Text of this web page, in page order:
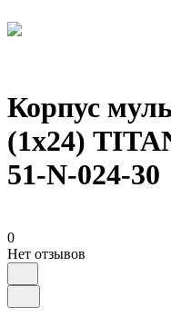
Корпус
(1х24)
51-N-024-30
0
Нет отзывов